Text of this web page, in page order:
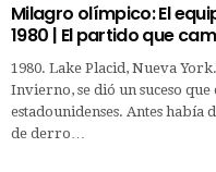
Milagro olímpico: El
1980 | El partido que
1980. Lake Placid, Nueva
Invierno, se dió un suceso
estadounidenses. Antes
de derro…